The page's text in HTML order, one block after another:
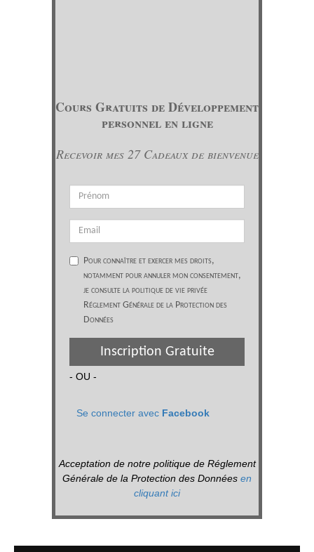
Cours Gratuits de Développement
personnel en ligne
Recevoir mes 27 Cadeaux de bienvenue
Pour connaître et exercer mes droits,
notamment pour annuler mon consentement,
je consulte la politique de vie privée
Réglement Générale de la Protection des
Données
Inscription Gratuite
- OU -
Se connecter avec Facebook
Acceptation de notre politique de Réglement
Générale de la Protection des Données en
cliquant ici